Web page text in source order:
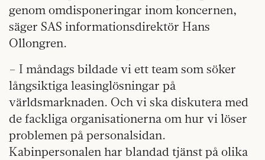
genom omdisponeringar inom koncernen,
säger SAS informationsdirektör Hans
Ollongren.
– I måndags bildade vi ett team som söker
långsiktiga leasinglösningar på
världsmarknaden. Och vi ska diskutera med
de fackliga organisationerna om hur vi löser
problemen på personalsidan.
Kabinpersonalen har blandad tjänst på olika